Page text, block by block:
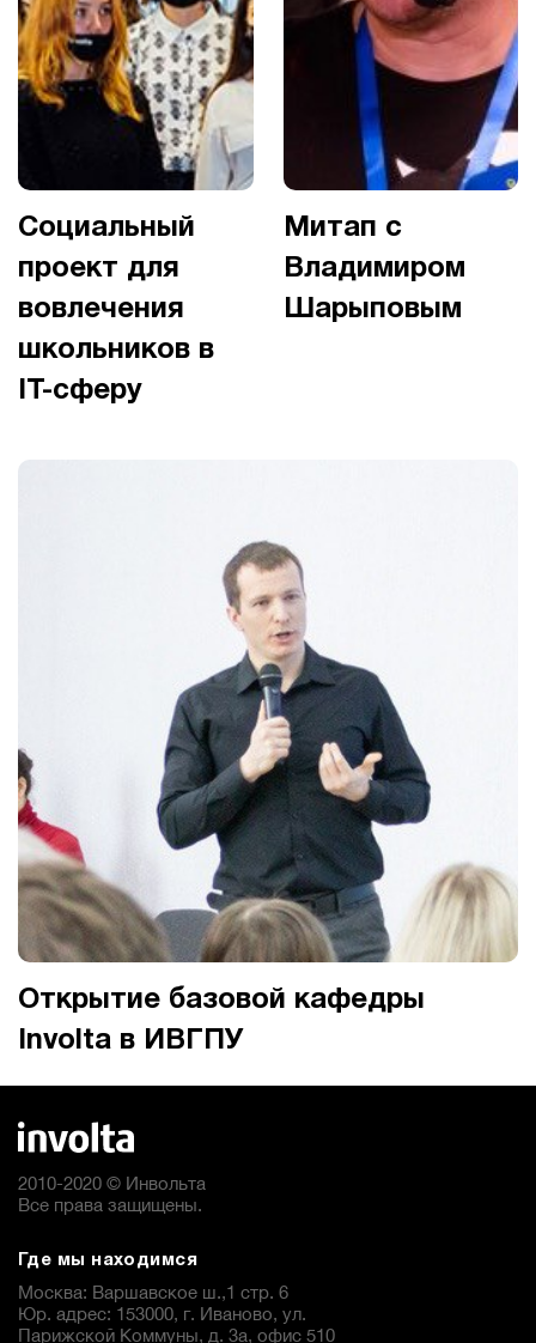
Социальный
проект для
вовлечения
школьников в
IT-сферу
Митап с
Владимиром
Шарыповым
Открытие базовой кафедры
Involta в ИВГПУ
2010-2020 © Инвольта
Все права защищены.
Где мы находимся
Москва: Варшавское ш.,1 стр. 6
Юр. адрес: 153000, г. Иваново, ул.
Парижской Коммуны, д. 3а, офис 510